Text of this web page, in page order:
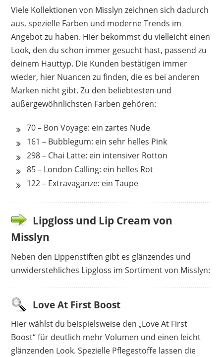
Viele Kollektionen von Misslyn zeichnen sich dadurch
aus, spezielle Farben und moderne Trends im
Angebot zu haben. Hier bekommst du vielleicht einen
Look, den du schon immer gesucht hast, passend zu
deinem Hauttyp. Die Kunden bestätigen immer
wieder, hier Nuancen zu finden, die es bei anderen
Marken nicht gibt. Zu den beliebtesten und
außergewöhnlichsten Farben gehören:
70 – Bon Voyage: ein zartes Nude
161 – Bubblegum: ein sehr helles Pink
298 – Chai Latte: ein intensiver Rotton
85 – London Calling: ein helles Rot
122 – Extravaganze: ein Taupe
Lipgloss und Lip Cream von
Misslyn
Neben den Lippenstiften gibt es glänzendes und
unwiderstehliches Lipgloss im Sortiment von Misslyn:
Love At First Boost
Hier wählst du beispielsweise den „Love At First
Boost“ für deutlich mehr Volumen und einen leicht
glänzenden Look. Spezielle Pflegestoffe lassen die